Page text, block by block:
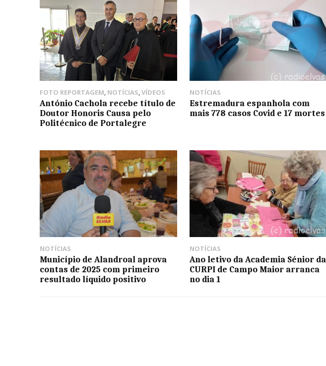
FOTO REPORTAGEM, NOTÍCIAS,VÍDEOS
António Cachola recebe título de
Doutor Honoris Causa pelo
Politécnico de Portalegre
NOTÍCIAS
Estremadura espanhola com
mais 778 casos Covid e 17 mortes
NOTÍCIAS
Município de Alandroal aprova
contas de 2025 com primeiro
resultado líquido positivo
NOTÍCIAS
Ano letivo da Academia Sénior da
CURPI de Campo Maior arranca
no dia 1